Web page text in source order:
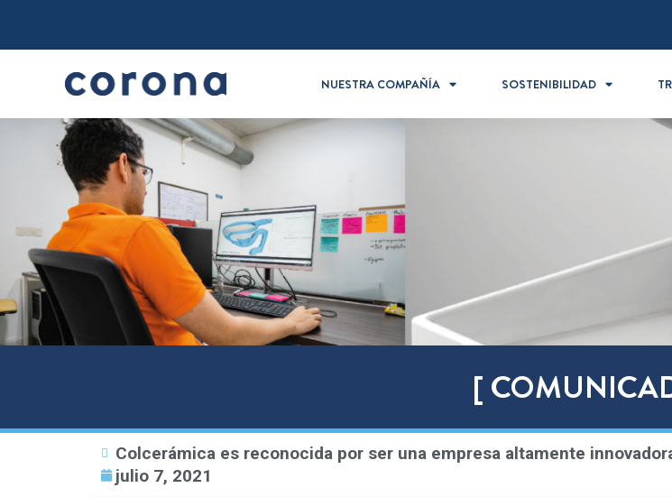
NUESTRA COMPAÑÍA SOSTENIBILIDAD
[
Colcerámica es reconocida por ser una empresa altamente
julio 7, 2021